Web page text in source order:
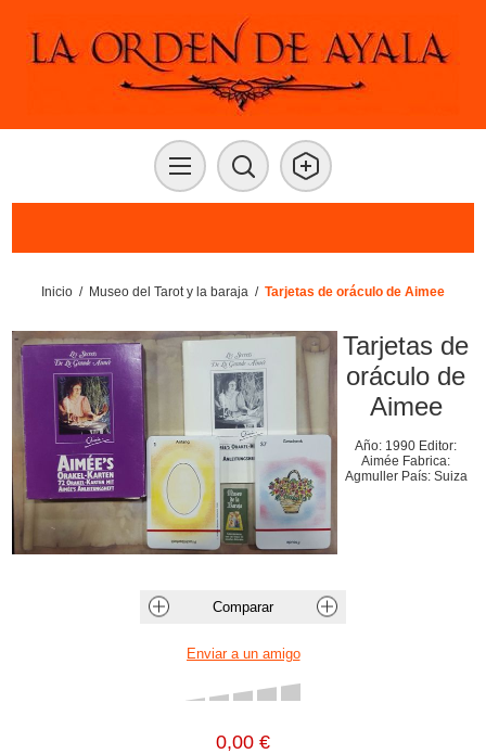
Inicio / Museo del Tarot y la baraja / Tarjetas de oráculo de Aimee
Tarjetas de
oráculo de
Aimee
Año: 1990 Editor:
Aimée Fabrica:
Agmuller País: Suiza
0,00 €